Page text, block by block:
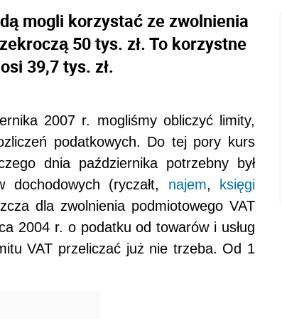
mogli korzystać ze zwolnienia
50 tys. zł. To korzystne
39,7 tys. zł.
2007 r. mogliśmy obliczyć limity,
podatkowych. Do tej pory kurs
dnia października potrzebny był
(ryczałt, najem, księgi
dla zwolnienia podmiotowego VAT
2004 r. o podatku od towarów i usług
VAT przeliczać już nie trzeba. Od 1